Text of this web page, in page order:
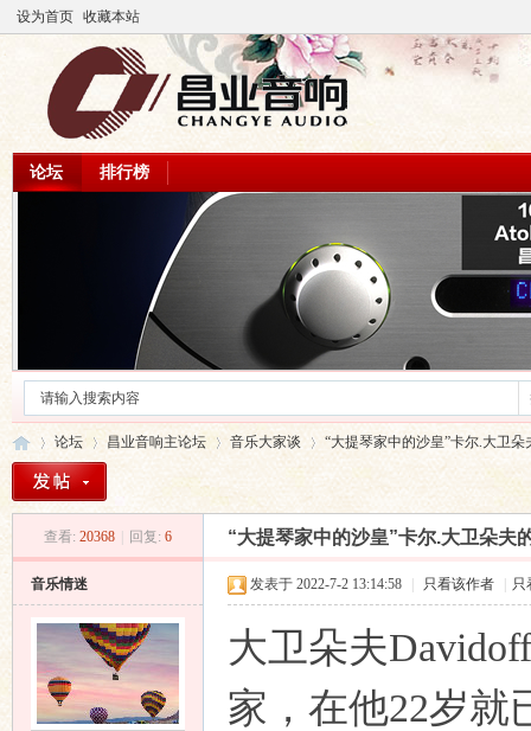
设为首页 收藏本站
论坛 排行榜
论坛
›
昌业音响主论坛 音乐大家谈
›
“大提琴家中的沙皇”卡尔.大卫朵
查看: 20368 回复: 6 “大提琴家中的沙皇”卡尔.大卫朵夫
音乐情迷 发表于 2022-7-2 13:14:58 只看该作者 只
大卫朵夫
家，在他22岁就